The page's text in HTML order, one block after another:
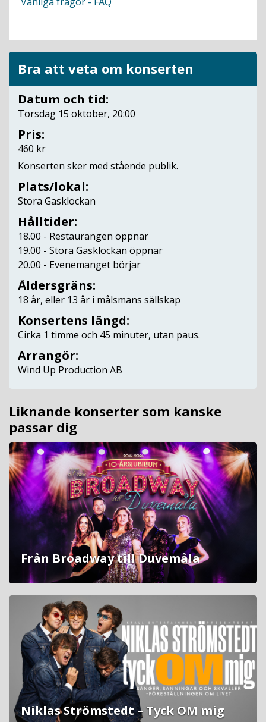
Bra att veta om konserten
Datum och tid:
Torsdag 15 oktober, 20:00
Pris:
460 kr
Konserten sker med stående publik.
Plats/lokal:
Stora Gasklockan
Hålltider:
18.00 - Restaurangen öppnar
19.00 - Stora Gasklockan öppnar
20.00 - Evenemanget börjar
Åldersgräns:
18 år, eller 13 år i målsmans sällskap
Konsertens längd:
Cirka 1 timme och 45 minuter, utan paus.
Arrangör:
Wind Up Production AB
Liknande konserter som kanske
passar dig
Från Broadway till Duvemåla
Niklas Strömstedt – Tyck OM mig